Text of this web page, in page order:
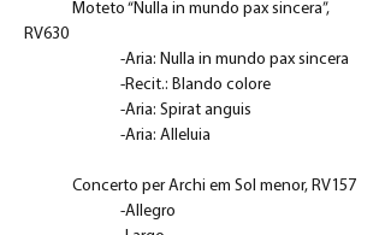
Moteto “Nulla in mundo pax sincera”,
RV630
-Aria: Nulla in mundo pax sincera
		-Recit.: Blando colore
		-Aria: Spirat anguis
		-Aria: Alleluia
	Concerto per Archi em Sol menor, RV157
		-Allegro